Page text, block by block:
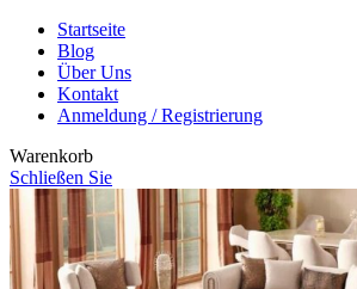
Startseite
Blog
Über Uns
Kontakt
Anmeldung / Registrierung
Warenkorb
Schließen Sie